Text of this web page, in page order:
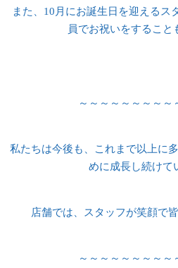
また、10月にお誕生日を迎えるス
員でお祝いをすること
～～～～～～～～～
私たちは今後も、これまで以上に
めに成長し続けて
店舗では、スタッフが笑顔で
～～～～～～～～～